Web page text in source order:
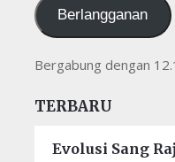
Berlangganan
Bergabung dengan
TERBARU
Evolusi Sang